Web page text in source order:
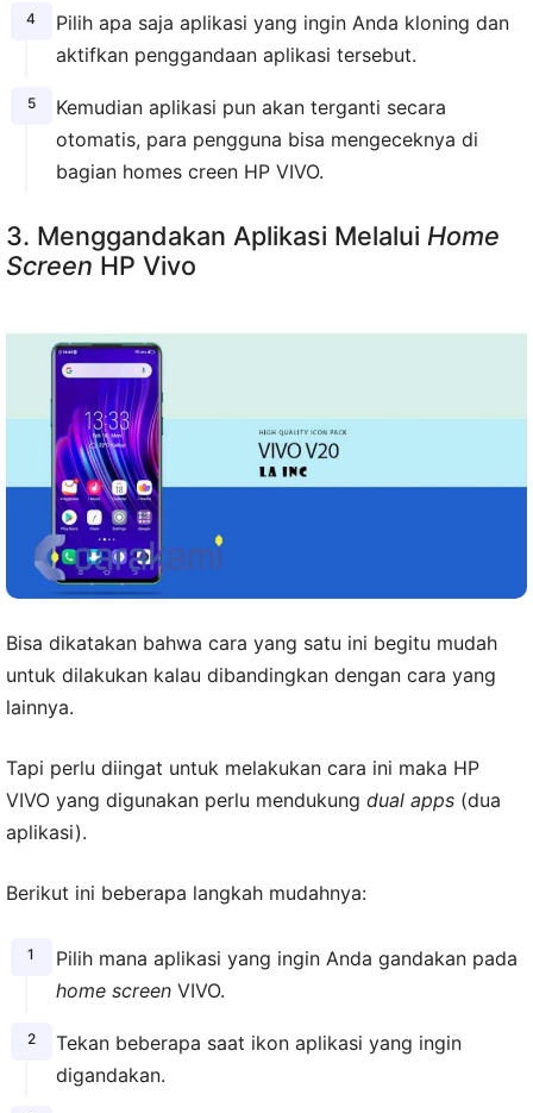
Pilih apa saja aplikasi yang ingin Anda kloning dan
aktifkan penggandaan aplikasi tersebut.
Kemudian aplikasi pun akan terganti secara
otomatis, para pengguna bisa mengeceknya di
bagian homes creen HP VIVO.
3. Menggandakan Aplikasi Melalui Home
Screen HP Vivo
Bisa dikatakan bahwa cara yang satu ini begitu mudah
untuk dilakukan kalau dibandingkan dengan cara yang
lainnya.
Tapi perlu diingat untuk melakukan cara ini maka HP
VIVO yang digunakan perlu mendukung dual apps (dua
aplikasi).
Berikut ini beberapa langkah mudahnya:
Pilih mana aplikasi yang ingin Anda gandakan pada
home screenVIVO.
Tekan beberapa saat ikon aplikasi yang ingin
digandakan.